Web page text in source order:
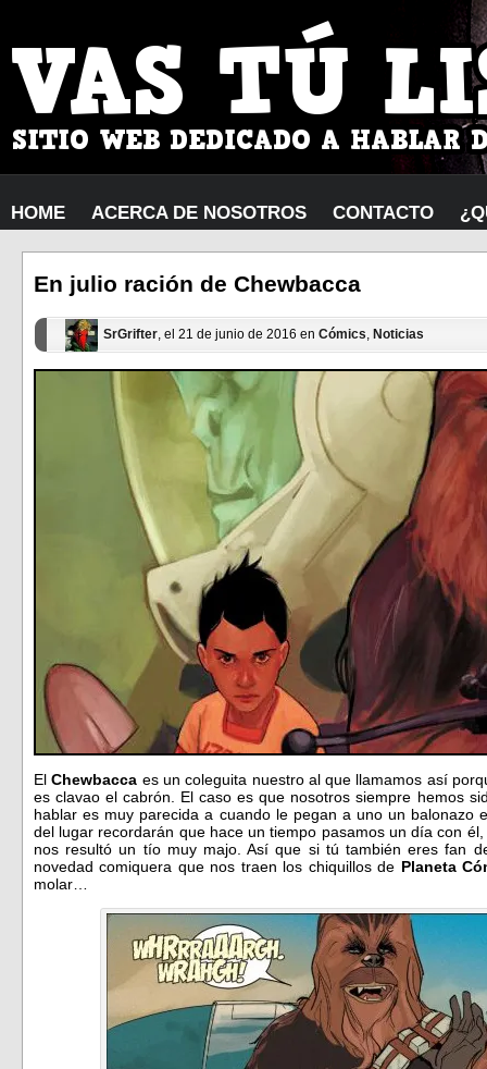
HOME ACERCA DE NOSOTROS CONTACTO
En julio ración de Chewbacca
SrGrifter, el 21 de junio de 2016 en Cómics, Noticias
ElChewbacca es un coleguita nuestro al que llamamos así
es clavao el cabrón. El caso es que nosotros siempre hemos
hablar es muy parecida a cuando le pegan a uno un balonazo
del lugar recordarán que hace un tiempo pasamos un día con
nos resultó un tío muy majo. Así que si tú también eres fan
novedad comiquera que nos traen los chiquillos de Planeta
molar…